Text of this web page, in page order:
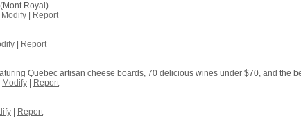
(Mont Royal)
Modify
Report
Report
Quebec artisan cheese boards, 70 delicious wines under $70, and the
Modify
Report
Report